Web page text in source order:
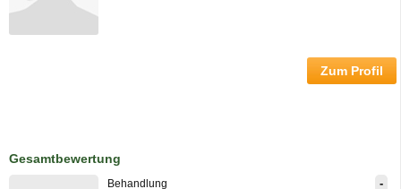
Zum Profil
Gesamtbewertung
Behandlung -